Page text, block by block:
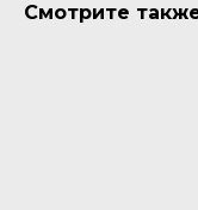
Смотрите